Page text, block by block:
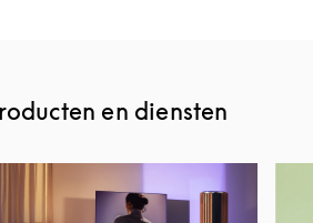
en diensten